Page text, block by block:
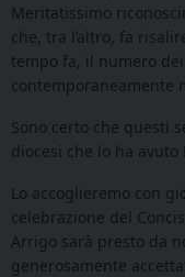
Meritatissimo
che, tra l’altro, fa
tempo fa, il numero
contemporaneamente
Sono certo che questi
diocesi che lo ha avuto
Lo accoglieremo con
celebrazione del
Arrigo sarà presto da
generosamente